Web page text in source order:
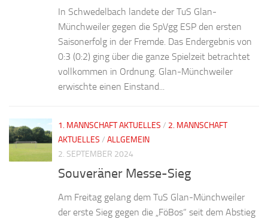
In Schwedelbach landete der TuS Glan-
Münchweiler gegen die SpVgg ESP den ersten
Saisonerfolg in der Fremde. Das Endergebnis von
0:3 (0:2) ging über die ganze Spielzeit betrachtet
vollkommen in Ordnung. Glan-Münchweiler
erwischte einen Einstand...
1. MANNSCHAFT AKTUELLES / 2. MANNSCHAFT
AKTUELLES / ALLGEMEIN
2. SEPTEMBER 2024
Souveräner Messe-Sieg
Am Freitag gelang dem TuS Glan-Münchweiler
der erste Sieg gegen die „FöBos“ seit dem Abstieg